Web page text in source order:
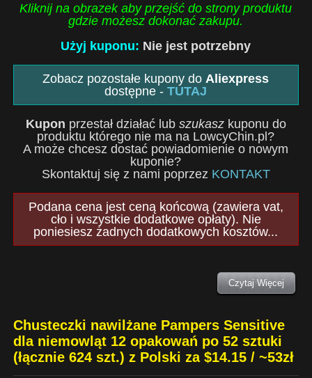
Kliknij na obrazek aby przejść do strony produktu
gdzie możesz dokonać zakupu.
Użyj kuponu: Nie jest potrzebny
Zobacz pozostałe kupony doAliexpress
dostępne -TUTAJ
Kupon przestał działać lub szukaszkuponu do
produktu którego nie ma na LowcyChin.pl?
A może chcesz dostać powiadomienie o nowym
kuponie?
Skontaktuj się z nami poprzez KONTAKT
Podana cena jest ceną końcową (zawiera vat,
cło i wszystkie dodatkowe opłaty). Nie
poniesiesz żadnych dodatkowych kosztów...
Czytaj Więcej
Chusteczki nawilżane Pampers Sensitive
dla niemowląt 12 opakowań po 52 sztuki
(łącznie 624 szt.) z Polski za $14.15 / ~53zł